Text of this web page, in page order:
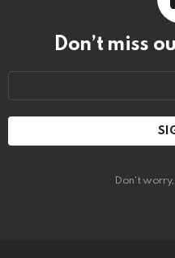
Don’t miss
Don't